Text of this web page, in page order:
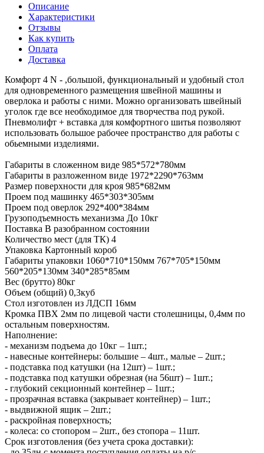
Описание
Характеристики
Отзывы
Как купить
Оплата
Доставка
Комфорт 4 N - ,большой, функциональный и удобный стол
для одновременного размещения швейной машины и
оверлока и работы с ними. Можно организовать швейный
уголок где все необходимое для творчества под рукой.
Пневмолифт + вставка для комфортного шитья позволяют
использовать большое рабочее пространство для работы с
обьемными изделиями.
Габариты в сложенном виде 985*572*780мм
Габариты в разложенном виде 1972*2290*763мм
Размер поверхности для кроя 985*682мм
Проем под машинку 465*303*305мм
Проем под оверлок 292*400*384мм
Грузоподъемность механизма До 10кг
Поставка В разобранном состоянии
Количество мест (для ТК) 4
Упаковка Картонный короб
Габариты упаковки 1060*710*150мм 767*705*150мм
560*205*130мм 340*285*85мм
Вес (брутто) 80кг
Объем (общий) 0,3куб
Стол изготовлен из ЛДСП 16мм
Кромка ПВХ 2мм по лицевой части столешницы, 0,4мм по
остальным поверхностям.
Наполнение:
- механизм подъема до 10кг – 1шт.;
- навесные контейнеры: большие – 4шт., малые – 2шт.;
- подставка под катушки (на 12шт) – 1шт.;
- подставка под катушки обрезная (на 56шт) – 1шт.;
- глубокий секционный контейнер – 1шт.;
- прозрачная вставка (закрывает контейнер) – 1шт.;
- выдвижной ящик – 2шт.;
- раскройная поверхность;
- колеса: со стопором – 2шт., без стопора – 11шт.
Срок изготовления (без учета срока доставки):